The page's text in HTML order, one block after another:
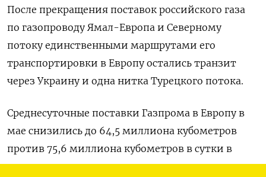
После прекращения поставок российского газа
по газопроводу Ямал-Европа и Северному
потоку единственными маршрутами его
транспортировки в Европу остались транзит
через Украину и одна нитка Турецкого потока.
Среднесуточные поставки Газпрома в Европу в
мае снизились до 64,5 миллиона кубометров
против 75,6 миллиона кубометров в сутки в
среднем за апрель, следует из данных